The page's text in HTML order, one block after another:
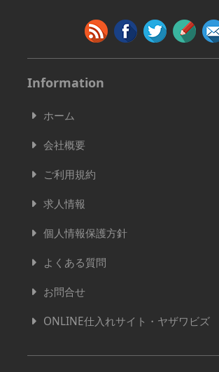
Information
ホーム
会社概要
ご利用規約
求人情報
個人情報保護方針
よくある質問
お問合せ
ONLINE仕入れサイト・ヤザワビズ